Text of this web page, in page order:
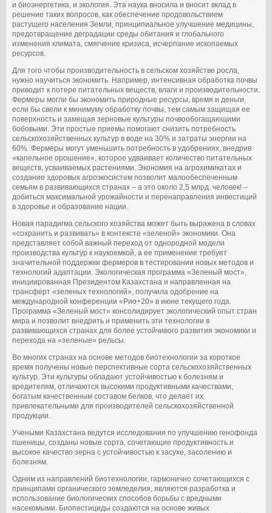
и биоэнергетика, и экология. Эта наука вносила и вносит вклад в
решение таких вопросов, как обеспечение продовольствием
растущего населения Земли, принципиальное улучшение медицины,
предотвращение деградации среды обитания и глобального
изменения климата, смягчение кризиса, исчерпание ископаемых
ресурсов.
Для того чтобы производительность в сельском хозяйстве росла,
нужно научиться экономить. Например, интенсивная обработка почвы
приводит к потере питательных веществ, влаги и производительности.
Фермеры могли бы экономить природные ресурсы, время и деньги,
если бы свели к минимуму обработку почвы, тем самым защищая ее
поверхность и замещая зерновые культуры почвообогащающими
бобовыми. Эти простые приемы помогают снизить потребность
сельскохозяйственных культур в воде на 30% и затраты энергии на
60%. Фермеры могут уменьшить потребность в удобрениях, внедрив
«капельное орошение», которое удваивает количество питательных
веществ, усваиваемых растениями. Экономия на агрохимикатах и
создание здоровых агроэкосистем позволит малообеспеченным
семьям в развивающихся странах – а это около 2,5 млрд. человек! –
добиться максимальной урожайности и перенаправления инвестиций
в здоровье и образование нации.
Новая парадигма сельского хозяйства может быть выражена в словах
«сохранить и развивать» в контексте «зеленой» экономики. Она
представляет собой важный переход от однородной модели
производства культур к наукоемкой, а ее применение требует
значительной поддержки фермеров в тестировании новых методов и
технологий адаптации. Экологическая программа «Зеленый мост»,
инициированная Президентом Казахстана и направленная на
трансферт «зеленых технологий», получила одобрение на
международной конференции «Рио+20» в июне текущего года.
Программа «Зеленый мост» консолидирует экологический опыт стран
мира и позволит внедрить и применить эти технологии в
развивающихся странах для более устойчивого развития экономики и
перехода на «зеленые» рельсы.
Во многих странах на основе методов биотехнологии за короткое
время получены новые перспективные сорта сельскохозяйственных
культур. Эти культуры обладают устойчивостью к болезням и
вредителям, отличаются высокими продуктивными качествами,
богатым качественным составом белков, что делает их
привлекательными для производителей сельскохозяйственной
продукции.
Учеными Казахстана ведутся исследования по улучшению генофонда
пшеницы, созданы новые сорта, сочетающие продуктивность и
высокое качество зерна с устойчивостью к засухе, засолению и
болезням.
Одним из направлений биотехнологии, гармонично сочетающихся с
принципами органического земледелия, являются разработка и
использование биологических способов борьбы с вредными
насекомыми. Биопестициды создаются на основе живых